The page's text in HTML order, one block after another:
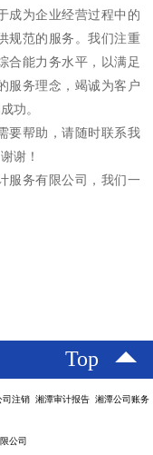
成为企业经营过程中的
规范的服务。我们注重
合能力务水平，以满足
服务理念，竭诚为客户
功。
要帮助，请随时联系我
谢！
服务有限公司，我们一
Top
注销 湘潭审计报告 湘潭公司账务
公司